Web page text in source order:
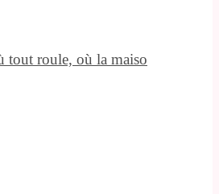
tout roule, où la maiso